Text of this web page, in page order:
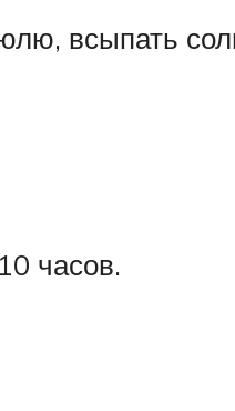
всыпать
часов.